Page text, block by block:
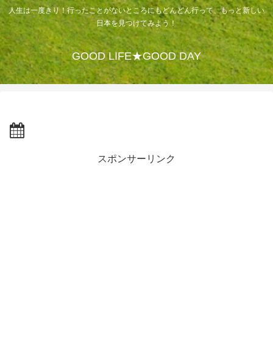
人生は一度きり！行ったことがないところにもどんどん行って、もっと新しい
日本を見つけてみよう！
GOOD LIFE★GOOD DAY
スポンサーリンク